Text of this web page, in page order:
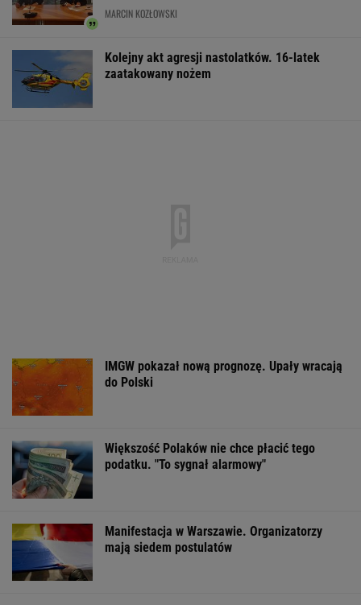
MARCIN KOZŁOWSKI
Kolejny akt agresji nastolatków. 16-latek
zaatakowany nożem
IMGW pokazał nową prognozę. Upały wracają
do Polski
Większość Polaków nie chce płacić tego
podatku. "To sygnał alarmowy"
Manifestacja w Warszawie. Organizatorzy
mają siedem postulatów